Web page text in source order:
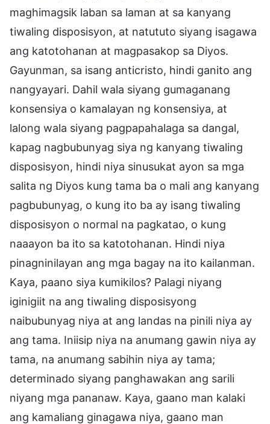
maghimagsik laban sa laman at sa kanyang
tiwaling disposisyon, at natututo siyang isagawa
ang katotohanan at magpasakop sa Diyos.
Gayunman, sa isang anticristo, hindi ganito ang
nangyayari. Dahil wala siyang gumaganang
konsensiya o kamalayan ng konsensiya, at
lalong wala siyang pagpapahalaga sa dangal,
kapag nagbubunyag siya ng kanyang tiwaling
disposisyon, hindi niya sinusukat ayon sa mga
salita ng Diyos kung tama ba o mali ang kanyang
pagbubunyag, o kung ito ba ay isang tiwaling
disposisyon o normal na pagkatao, o kung
naaayon ba ito sa katotohanan. Hindi niya
pinagninilayan ang mga bagay na ito kailanman.
Kaya, paano siya kumikilos? Palagi niyang
iginigiit na ang tiwaling disposisyong
naibubunyag niya at ang landas na pinili niya ay
ang tama. Iniisip niya na anumang gawin niya ay
tama, na anumang sabihin niya ay tama;
determinado siyang panghawakan ang sarili
niyang mga pananaw. Kaya, gaano man kalaki
ang kamaliang ginagawa niya, gaano man